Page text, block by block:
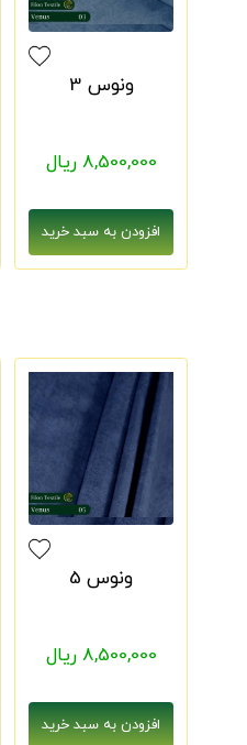
ونوس 3
8,500,000 ریال
ونوس 5
8,500,000 ریال